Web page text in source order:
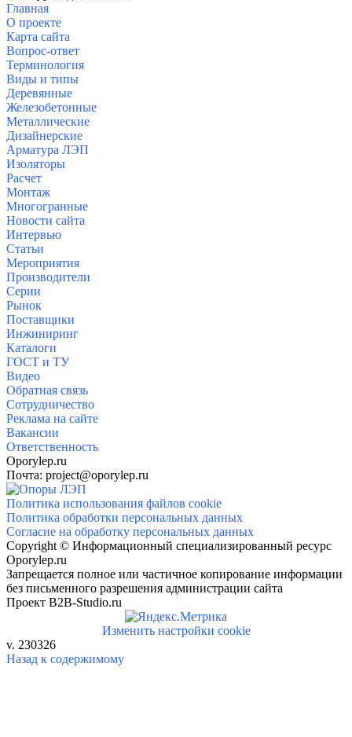
Главная
О проекте
Карта сайта
Вопрос-ответ
Терминология
Виды и типы
Деревянные
Железобетонные
Металлические
Дизайнерские
Арматура ЛЭП
Изоляторы
Расчет
Монтаж
Многогранные
Новости сайта
Интервью
Статьи
Мероприятия
Производители
Серии
Рынок
Поставщики
Инжиниринг
Каталоги
ГОСТ и ТУ
Видео
Обратная связь
Сотрудничество
Реклама на сайте
Вакансии
Ответственность
Oporylep.ru
Почта: project@oporylep.ru
Политика использования файлов cookie
Политика обработки персональных данных
Согласие на обработку персональных данных
Copyright © Информационный специализированный ресурс
Oporylep.ru
Запрещается полное или частичное копирование информации
без письменного разрешения администрации сайта
Проект B2B-Studio.ru
Изменить настройки cookie
v. 230326
Назад к содержимому